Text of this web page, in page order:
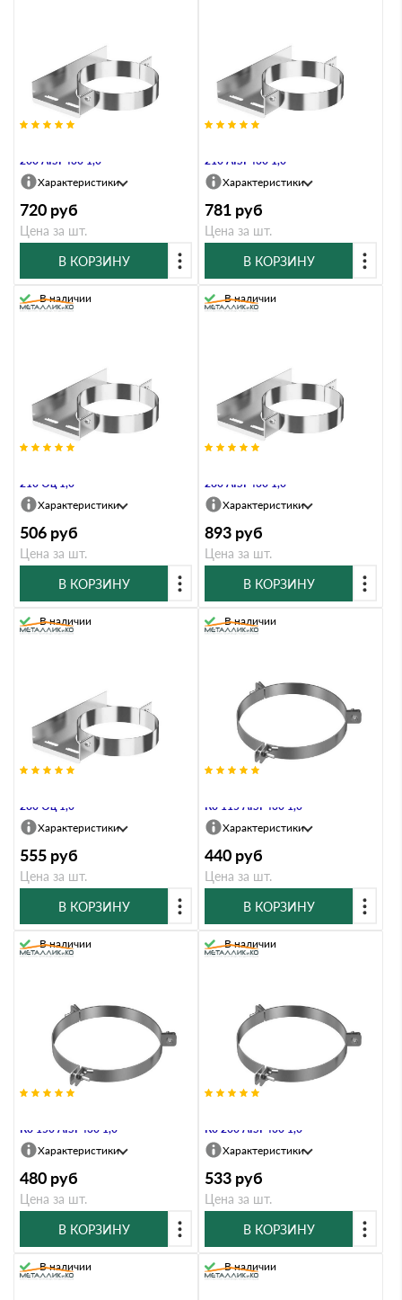
200 AISI 430 1,0
Характеристики
720 руб
Цена за шт.
В КОРЗИНУ
210 AISI 430 1,0
Характеристики
781 руб
Цена за шт.
В КОРЗИНУ
210 Оц 1,0
В наличии
Характеристики
506 руб
Цена за шт.
В КОРЗИНУ
280 AISI 430 1,0
В наличии
Характеристики
893 руб
Цена за шт.
В КОРЗИНУ
280 Оц 1,0
В наличии
Характеристики
555 руб
Цена за шт.
В КОРЗИНУ
Ко 115 AISI 430 1,0
В наличии
Характеристики
440 руб
Цена за шт.
В КОРЗИНУ
Ко 150 AISI 430 1,0
В наличии
Характеристики
480 руб
Цена за шт.
В КОРЗИНУ
Ко 200 AISI 430 1,0
В наличии
Характеристики
533 руб
Цена за шт.
В КОРЗИНУ
В наличии В наличии